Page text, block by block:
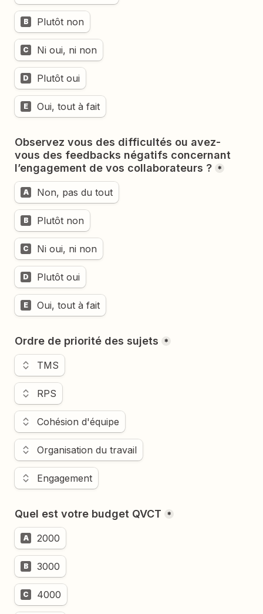
B Plutôt non
C Ni oui, ni non
D Plutôt oui
E Oui, tout à fait
Observez vous des difficultés ou avez-
vous des feedbacks négatifs concernant
*
A Non, pas du tout
B Plutôt non
C Ni oui, ni non
D Plutôt oui
E Oui, tout à fait
Ordre de priorité des sujets *
Utilisez les touches fléchées haut et bas pour modifier
TMS
RPS
Cohésion d'équipe
Organisation du travail
Engagement
Quel est votre budget QVCT *
A 2000
B 3000
C 4000